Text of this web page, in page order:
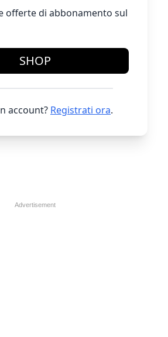
offerte di abbonamento sul
SHOP
account? Registrati ora.